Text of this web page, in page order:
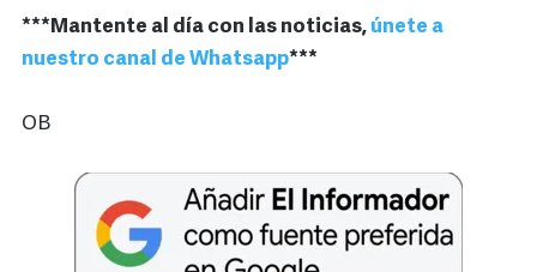
***Mantente al día con las noticias, únete a
nuestro canal de Whatsapp***
OB